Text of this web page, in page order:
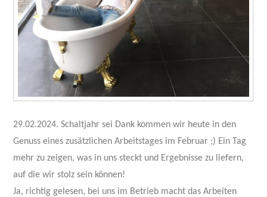
29.02.2024. Schaltjahr sei Dank kommen wir heute in den
Genuss eines zusätzlichen Arbeitstages im Februar ;) Ein Tag
mehr zu zeigen, was in uns steckt und Ergebnisse zu liefern,
auf die wir stolz sein können!
Ja, richtig gelesen, bei uns im Betrieb macht das Arbeiten